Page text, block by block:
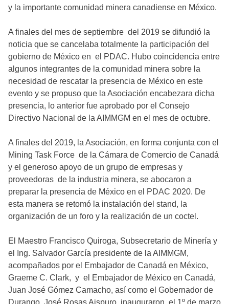
y la importante comunidad minera canadiense en México.
A finales del mes de septiembre del 2019 se difundió la
noticia que se cancelaba totalmente la participación del
gobierno de México en el PDAC. Hubo coincidencia entre
algunos integrantes de la comunidad minera sobre la
necesidad de rescatar la presencia de México en este
evento y se propuso que la Asociación encabezara dicha
presencia, lo anterior fue aprobado por el Consejo
Directivo Nacional de la AIMMGM en el mes de octubre.
A finales del 2019, la Asociación, en forma conjunta con el
Mining Task Force de la Cámara de Comercio de Canadá
y el generoso apoyo de un grupo de empresas y
proveedoras de la industria minera, se abocaron a
preparar la presencia de México en el PDAC 2020. De
esta manera se retomó la instalación del stand, la
organización de un foro y la realización de un coctel.
El Maestro Francisco Quiroga, Subsecretario de Minería y
el Ing. Salvador García presidente de la AIMMGM,
acompañados por el Embajador de Canadá en México,
Graeme C. Clark, y el Embajador de México en Canadá,
Juan José Gómez Camacho, así como el Gobernador de
Durango, José Rosas Aispuro, inauguraron el 1º de marzo